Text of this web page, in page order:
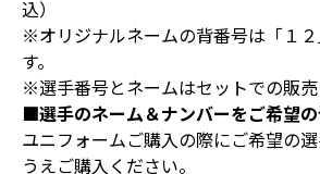
込）
※オリジナルネームの背番号は「１
す。
※選手番号とネームはセットでの販売
■選手のネーム＆ナンバーをご希望
ユニフォームご購入の際にご希望の
うえご購入ください。